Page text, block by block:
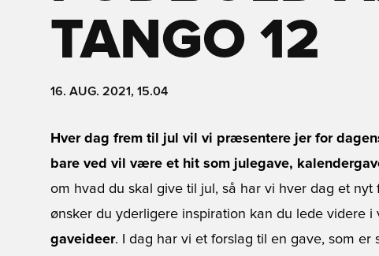
TANGO 12
16. AUG. 2021, 15.04
Hver dag frem til jul vil vi præsentere jer for
bare ved vil være et hit som julegave,
om hvad du skal give til jul, så har vi hver dag et
ønsker du yderligere inspiration kan du lede videre i
gaveideer. I dag har vi et forslag til en gave, som er